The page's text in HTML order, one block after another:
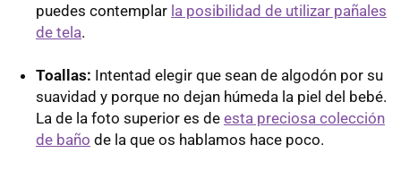
puedes contemplar la posibilidad de utilizar pañales
de tela.
Toallas: Intentad elegir que sean de algodón por su
suavidad y porque no dejan húmeda la piel del bebé.
La de la foto superior es de esta preciosa colección
de baño de la que os hablamos hace poco.